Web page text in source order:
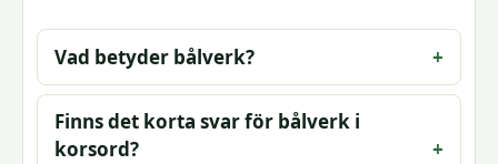
Vad betyder bålverk?
Finns det korta svar för bålverk i
korsord?